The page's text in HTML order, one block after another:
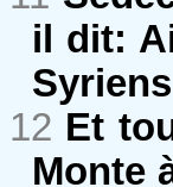
il dit:
12 Et
Monte